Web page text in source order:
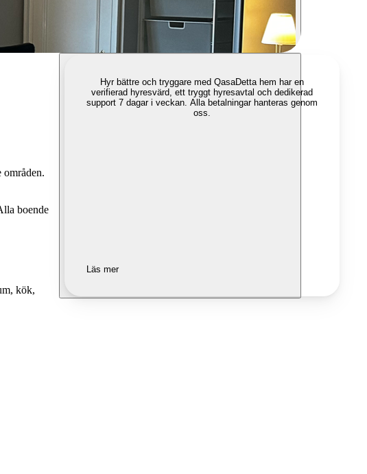
boende
kök,
Hyr bättre och tryggare med QasaDetta hem har en
verifierad hyresvärd, ett tryggt hyresavtal och dedikerad
support 7 dagar i veckan. Alla betalningar hanteras genom
oss.
Läs mer